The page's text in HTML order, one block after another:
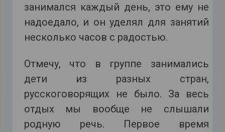
занимался каждый день, это ему не
надоедало, и он уделял для занятий
несколько часов с радостью.
Отмечу, что в группе занимались
дети из разных стран,
русскоговорящих не было. За весь
отдых мы вообще не слышали
родную речь. Первое время